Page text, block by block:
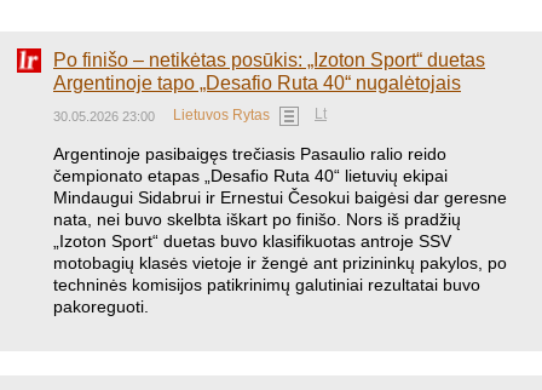
Po finišo – netikėtas posūkis: „Izoton Sport“ duetas
Argentinoje tapo „Desafio Ruta 40“ nugalėtojais
30.05.2026 23:00 Lietuvos Rytas Lt
Argentinoje pasibaigęs trečiasis Pasaulio ralio reido
čempionato etapas „Desafio Ruta 40“ lietuvių ekipai
Mindaugui Sidabrui ir Ernestui Česokui baigėsi dar geresne
nata, nei buvo skelbta iškart po finišo. Nors iš pradžių
„Izoton Sport“ duetas buvo klasifikuotas antroje SSV
motobagių klasės vietoje ir žengė ant prizininkų pakylos, po
techninės komisijos patikrinimų galutiniai rezultatai buvo
pakoreguoti.